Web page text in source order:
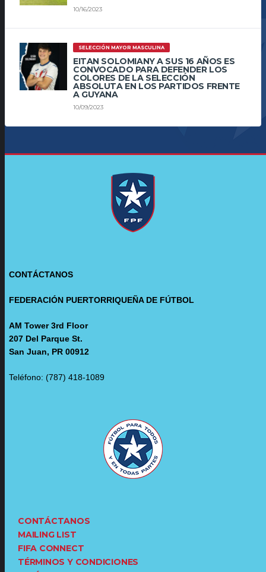
10/16/2023
SELECCIÓN MAYOR MASCULINA
EITAN SOLOMIANY A SUS 16 AÑOS ES
CONVOCADO PARA DEFENDER LOS
COLORES DE LA SELECCIÓN
ABSOLUTA EN LOS PARTIDOS FRENTE
A GUYANA
10/09/2023
CONTÁCTANOS
FEDERACIÓN PUERTORRIQUEÑA DE FÚTBOL
AM Tower 3rd Floor
207 Del Parque St.
San Juan, PR 00912
Teléfono: (787) 418-1089
CONTÁCTANOS
MAILING LIST
FIFA CONNECT
TÉRMINOS Y CONDICIONES